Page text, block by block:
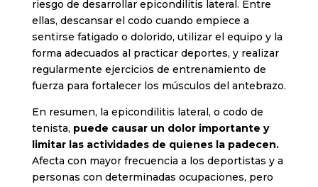
riesgo de desarrollar epicondilitis lateral. Entre
ellas, descansar el codo cuando empiece a
sentirse fatigado o dolorido, utilizar el equipo y la
forma adecuados al practicar deportes, y realizar
regularmente ejercicios de entrenamiento de
fuerza para fortalecer los músculos del antebrazo.
En resumen, la epicondilitis lateral, o codo de
tenista, puede causar un dolor importante y
limitar las actividades de quienes la padecen.
Afecta con mayor frecuencia a los deportistas y a
personas con determinadas ocupaciones, pero